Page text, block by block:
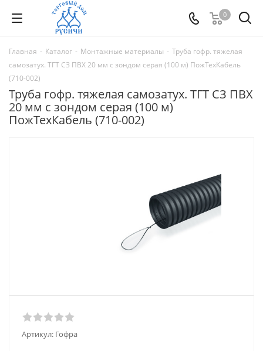
0
Главная - Каталог - Монтажные материалы - Труба гофр. тяжелая
самозатух. ТГТ СЗ ПВХ 20 мм с зондом серая (100 м) ПожТехКабель
(710-002)
Труба гофр. тяжелая самозатух. ТГТ СЗ ПВХ
20 мм с зондом серая (100 м)
ПожТехКабель (710-002)
Артикул: Гофра